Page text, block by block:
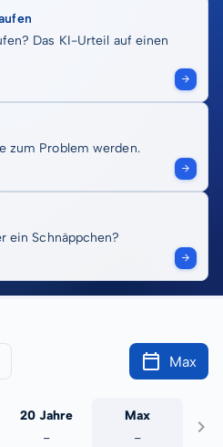
Das KI-Urteil auf einen
zum Problem werden.
ein Schnäppchen?
Max
20 Jahre
-
Max
-